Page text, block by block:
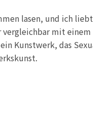
lasen, und ich
mit
Kunstwerk, das